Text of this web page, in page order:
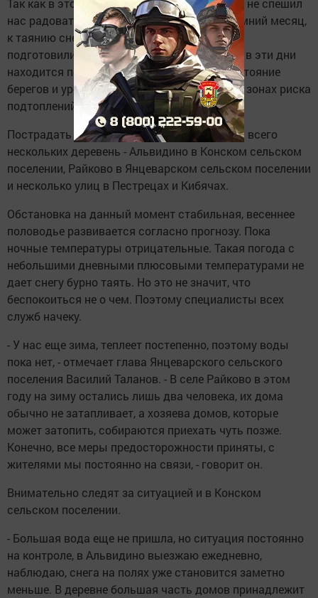
Так как в этом году первый весенний месяц не спешил
нас радовать теплом и март прошел как зимний месяц,
к таянию снега и льда на реках все службы
подготовились заблаговременно. Ситуация в эти дни
находится под постоянным контролем. Состояние
берегов и уровень воды в Меше, особенно в зонах риска
подтоплений, мониторится ежедневно.
Пострадать от большой воды могут жители всего
нескольких деревень - Альвидино в Конском сельском
поселении, Райково в Янцеварском сельском поселении
и несколько улиц в Пестрецах и Кибячах.
Обстановка на данный момент стабильная, весеннее
половодье развивается согласно прогнозу. Пока
ночные температуры отрицательные. Такая погода с
небольшими дневными плюсовыми температурами не
дает снегу бурно таять. Но это не значит, что
беспокоиться не о чем. Поэтому специалисты всех
служб начеку.
- У нас еще зима, теплеет постепенно, поэтому воды
пока нет, - отмечает глава Янцеварского сельского
поселения Василий Таланов. - В селе Райково в этом
году на зиму остались лишь два человека, их дома
обычно не затапливает, а хозяева домов, которые
может затопить, собираются приехать чуть позже.
Конечно, все меры предосторожности приняты, с
жителями мы постоянно на связи, - говорит он.
Внимательно следят за ситуацией и в Конском
сельском поселении.
- Большая вода еще не пришла, но ситуация постоянно
на контроле, в Альвидино выезжаю ежедневно,
наблюдаю, снега на полях уже становится заметно
меньше. В деревне большая часть домов принадлежит